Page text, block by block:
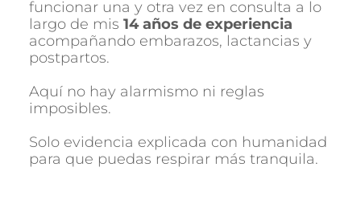
funcionar una y otra vez en consulta a lo
largo de mis 14 años de experiencia
acompañando embarazos, lactancias y
postpartos.
Aquí no hay alarmismo ni reglas
imposibles.
Solo evidencia explicada con humanidad
para que puedas respirar más tranquila.